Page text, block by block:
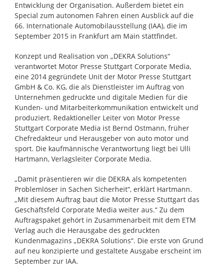
Entwicklung der Organisation. Außerdem bietet ein
Special zum autonomen Fahren einen Ausblick auf die
66. Internationale Automobilausstellung (IAA), die im
September 2015 in Frankfurt am Main stattfindet.
Konzept und Realisation von „DEKRA Solutions“
verantwortet Motor Presse Stuttgart Corporate Media,
eine 2014 gegründete Unit der Motor Presse Stuttgart
GmbH & Co. KG, die als Dienstleister im Auftrag von
Unternehmen gedruckte und digitale Medien für die
Kunden- und Mitarbeiterkommunikation entwickelt und
produziert. Redaktioneller Leiter von Motor Presse
Stuttgart Corporate Media ist Bernd Ostmann, früher
Chefredakteur und Herausgeber von auto motor und
sport. Die kaufmännische Verantwortung liegt bei Ulli
Hartmann, Verlagsleiter Corporate Media.
„Damit präsentieren wir die DEKRA als kompetenten
Problemlöser in Sachen Sicherheit“, erklärt Hartmann.
„Mit diesem Auftrag baut die Motor Presse Stuttgart das
Geschäftsfeld Corporate Media weiter aus.“ Zu dem
Auftragspaket gehört in Zusammenarbeit mit dem ETM
Verlag auch die Herausgabe des gedruckten
Kundenmagazins „DEKRA Solutions“. Die erste von Grund
auf neu konzipierte und gestaltete Ausgabe erscheint im
September zur IAA.